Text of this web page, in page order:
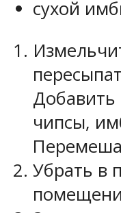
сухой
Добавить
чипсы,
Убрать в